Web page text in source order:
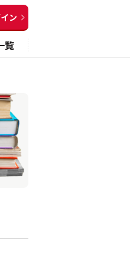
ン
覧